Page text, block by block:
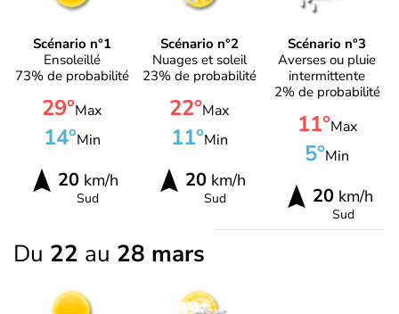
Scénario n°1
Ensoleillé
73% de probabilité
29°Max
14°Min
20km/h
Sud
Scénario n°2
Nuages et soleil
23% de probabilité
22°Max
11°Min
20km/h
Sud
Scénario n°3
Averses ou pluie
intermittente
2% de probabilité
11°Max
5°Min
20 km/h
Sud
Du 22 au 28 mars